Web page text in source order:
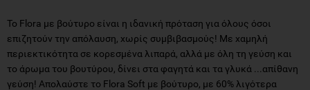
To Flora με βούτυρο είναι η ιδανική πρόταση για όλους όσοι
επιζητούν την απόλαυση, χωρίς συμβιβασμούς! Με χαμηλή
περιεκτικότητα σε κορεσμένα λιπαρά, αλλά με όλη τη γεύση και
το άρωμα του βουτύρου, δίνει στα φαγητά και τα γλυκά ...απίθανη
γεύση! Απολαύστε το Flora Soft με βούτυρο, με 60% λιγότερα